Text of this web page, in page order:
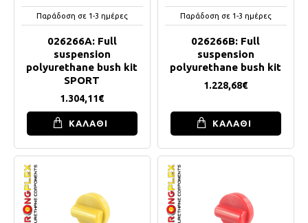
Παράδοση σε 1-3 ημέρες
026266A: Full
suspension
polyurethane bush kit
SPORT
1.304,11€
ΚΑΛΑΘΙ
Παράδοση σε 1-3 ημέρες
026266B: Full
suspension
polyurethane bush kit
1.228,68€
ΚΑΛΑΘΙ